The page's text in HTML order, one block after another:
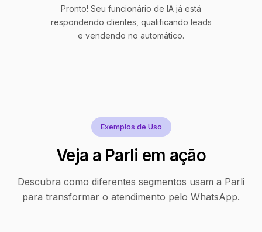
Pronto! Seu funcionário de IA já está
respondendo clientes, qualificando leads
e vendendo no automático.
Exemplos de Uso
Veja a Parli em ação
Descubra como diferentes segmentos usam a Parli
para transformar o atendimento pelo WhatsApp.